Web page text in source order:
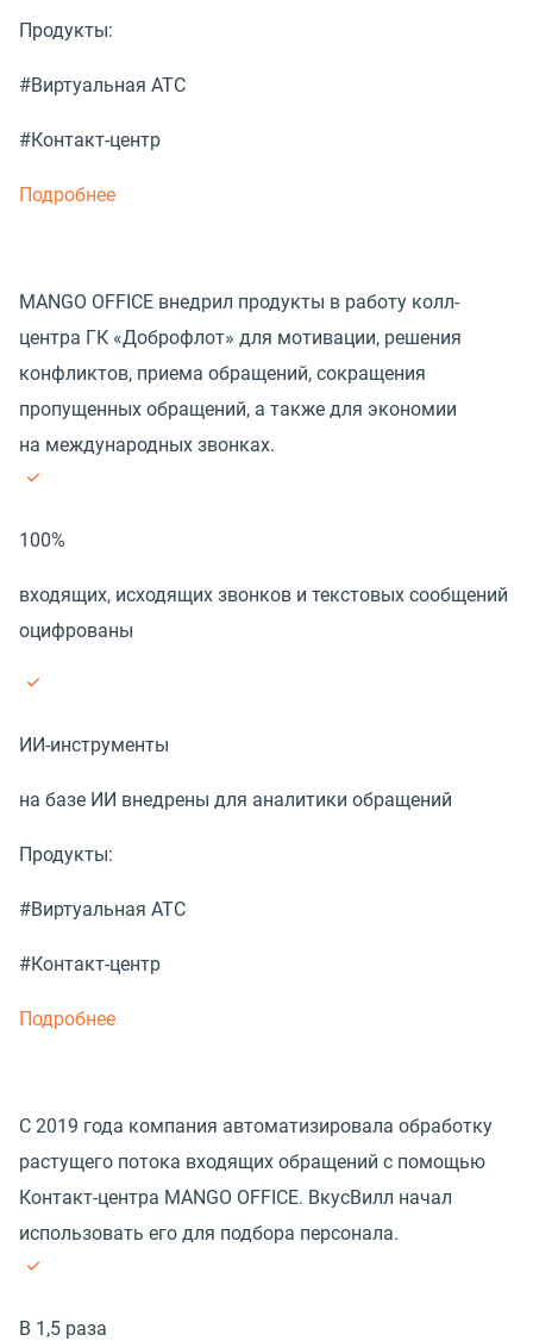
Продукты:
#Виртуальная АТС
#Контакт-центр
Подробнее
MANGO OFFICE внедрил продукты в работу колл-
центра ГК «Доброфлот» для мотивации, решения
конфликтов, приема обращений, сокращения
пропущенных обращений, а также для экономии
на международных звонках.
100%
входящих, исходящих звонков и текстовых сообщений
оцифрованы
ИИ-инструменты
на базе ИИ внедрены для аналитики обращений
Продукты:
#Виртуальная АТС
#Контакт-центр
Подробнее
С 2019 года компания автоматизировала обработку
растущего потока входящих обращений с помощью
Контакт-центра MANGO OFFICE. ВкусВилл начал
использовать его для подбора персонала.
В 1,5 раза